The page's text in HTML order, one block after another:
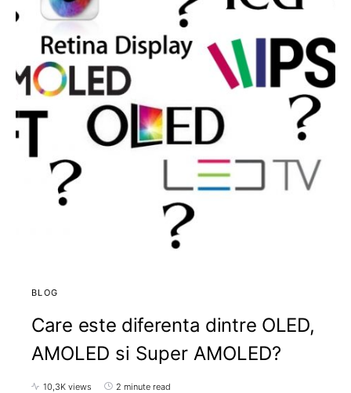
BLOG
Care este diferenta dintre OLED,
AMOLED si Super AMOLED?
10,3K views 2 minute read